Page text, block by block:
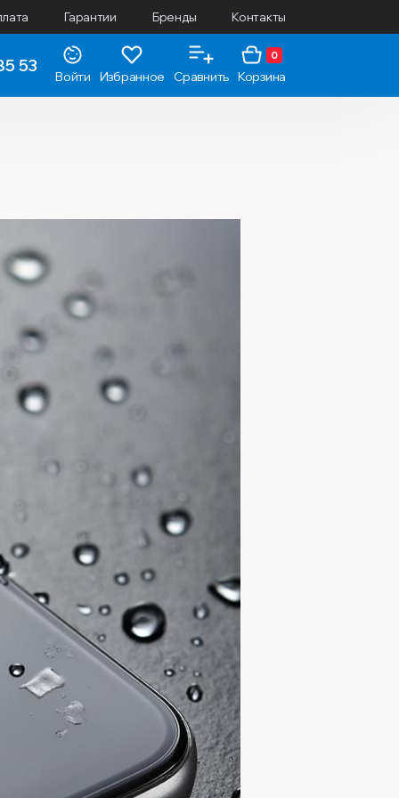
Гарантии Бренды Контакты
53
Войти Избранное Сравнить
0
Корзина